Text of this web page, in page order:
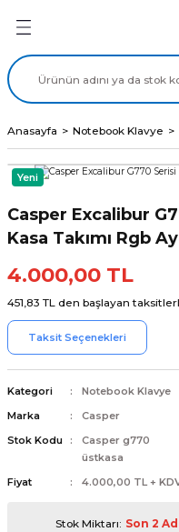
Ekran Panel
Data Kablo
Anasayfa Notebook Klavye
Yeni
Casper Excalibur
Kasa Takımı Rgb
4.000,00 TL
451,83 TL den başlayan
Taksit Seçenekleri
Kategori
Notebook Klavye
Marka
Casper
Stok Kodu
Casper g770
üstkasa
Fiyat
4.000,00 TL +
Stok Miktarı: Son 2